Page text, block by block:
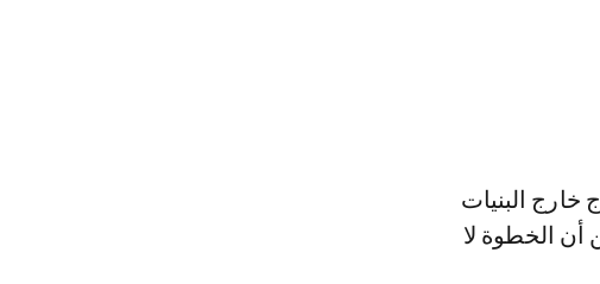
خارج البنيات
و3000 درهم، مؤكدين أن الخطوة لا